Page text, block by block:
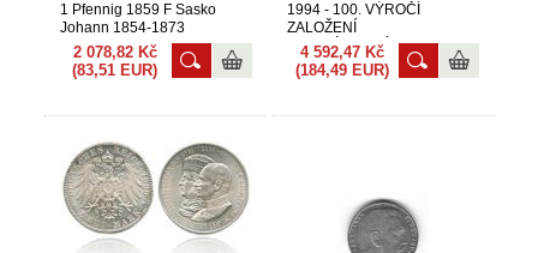
1 Pfennig 1859 F Sasko
Johann 1854-1873
2 078,82 Kč
(83,51 EUR)
1994 - 100. VÝROČÍ
ZALOŽENÍ
MEZINÁRODNÍHO
OLYMPIJSKÉHO VÝBORU
4 592,47 Kč
(184,49 EUR)